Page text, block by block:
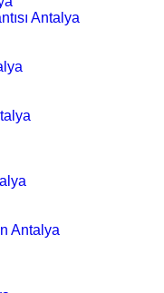
Antalya
Antalya